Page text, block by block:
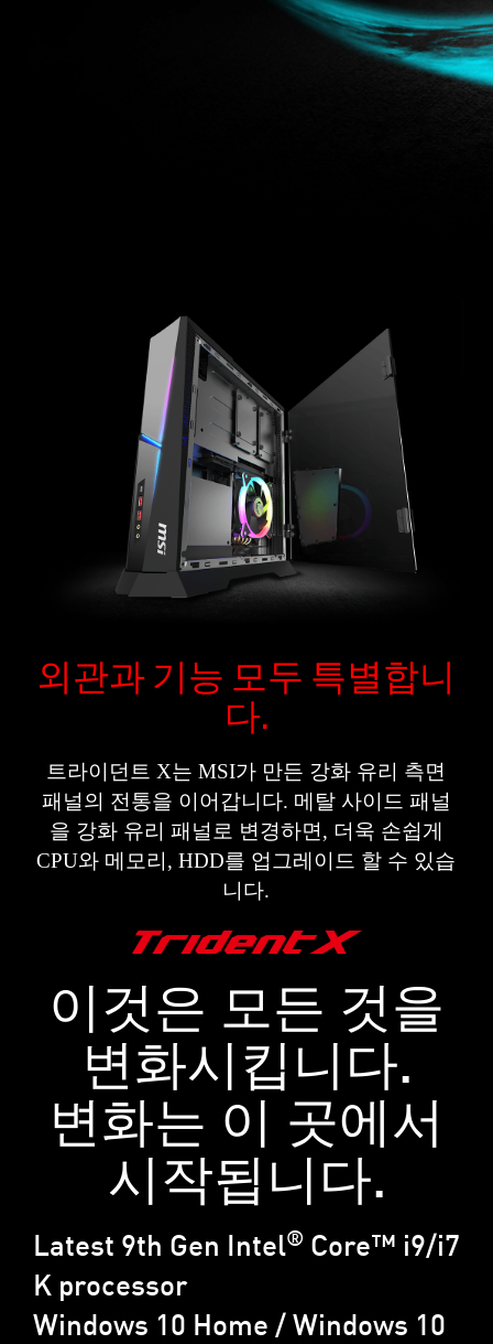
외관과 기능 모두 특별합니
다.
트라이던트 X는 MSI가 만든 강화 유리 측면
패널의 전통을 이어갑니다. 메탈 사이드 패널
을 강화 유리 패널로 변경하면, 더욱 손쉽게
CPU와 메모리, HDD를 업그레이드 할 수 있습
니다.
이것은 모든 것을
변화시킵니다.
변화는 이 곳에서
시작됩니다.
Latest 9th Gen Intel® Core™ i9/i7
K processor
Windows 10 Home / Windows 10